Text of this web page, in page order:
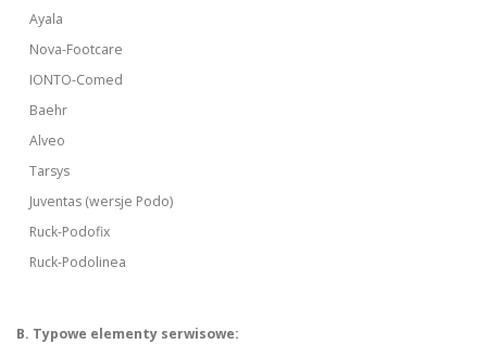
Ayala
Nova-Footcare
IONTO-Comed
Baehr
Alveo
Tarsys
Juventas (wersje Podo)
Ruck-Podofix
Ruck-Podolinea
B. Typowe elementy serwisowe: